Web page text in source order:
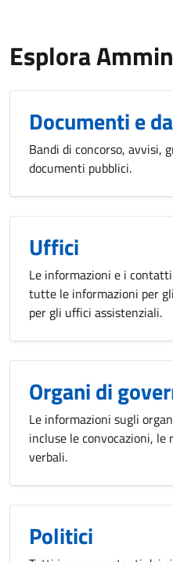
Esplora
Documenti e
Bandi di concorso, avvisi,
documenti pubblici.
Uffici
Le informazioni e i
tutte le informazioni per
per gli uffici assistenziali.
Organi di
Le informazioni sugli
incluse le convocazioni,
verbali.
Politici